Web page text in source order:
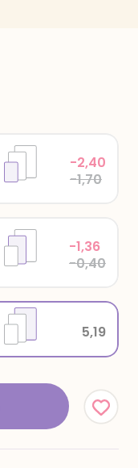
5,19
-1,36
-0,40
-2,40
-1,70